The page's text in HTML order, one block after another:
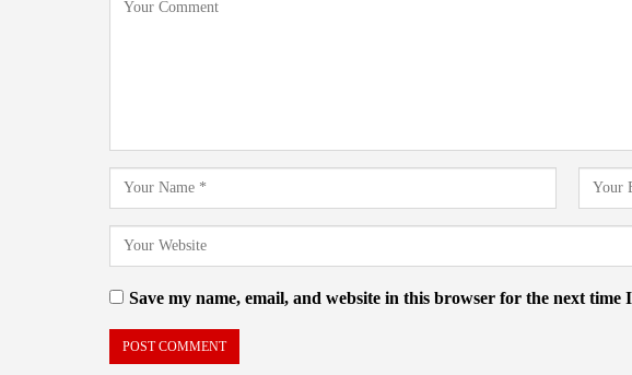
Save my name, email, and website in this browser for the next time